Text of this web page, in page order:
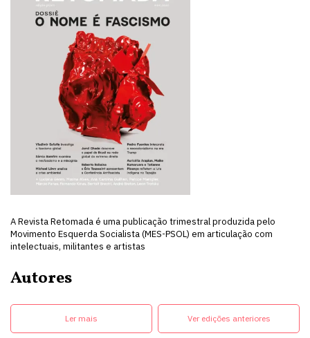
A Revista Retomada é uma publicação trimestral produzida pelo
Movimento Esquerda Socialista (MES-PSOL) em articulação com
intelectuais, militantes e artistas
Autores
Ler mais Ver edições anteriores